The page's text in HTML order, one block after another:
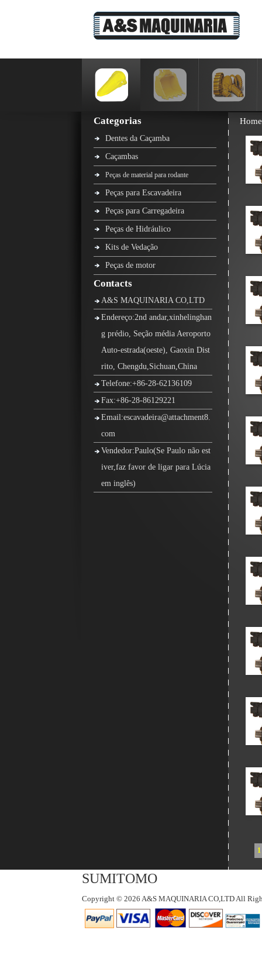
Categorias
Dentes da Caçamba
Caçambas
Peças de material para rodante
Peças para Escavadeira
Peças para Carregadeira
Peças de Hidráulico
Kits de Vedação
Peças de motor
Contacts
A&S MAQUINARIA CO,LTD
Endereço:2nd andar,xinhelinghan
g prédio, Seção média Aeroporto
Auto-estrada(oeste), Gaoxin Dist
rito, Chengdu,Sichuan,China
Telefone:+86-28-62136109
Fax:+86-28-86129221
Email:escavadeira@attachment8.
com
Vendedor:Paulo(Se Paulo não est
iver,faz favor de ligar para Lúcia
em inglês)
Home
1
SUMITOMO
Copyright © 2026 A&S MAQUINARIA CO,LTD All